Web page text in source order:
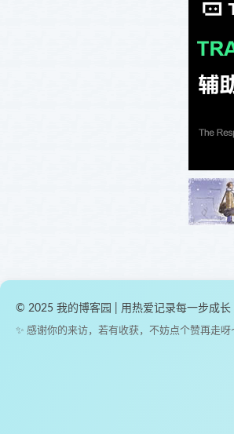
© 2025 我的博客园 | 用热爱记录每一步成长
✨ 感谢你的来访，若有收获，不妨点个赞再走呀